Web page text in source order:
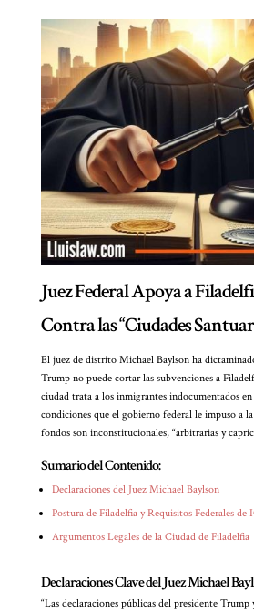
Juez Federal Apoya a
Contra las “Ciudades
El juez de distrito Michael Baylson ha
Trump no puede cortar las subvenciones a
ciudad trata a los inmigrantes indocumentados
condiciones que el gobierno federal le impuso a
fondos son inconstitucionales, “arbitrarias y
Sumario del Contenido:
Declaraciones del Juez Michael Baylson
Postura de Filadelfia y Requisitos Federales de
Argumentos Legales de la Ciudad de Filadelfia
Declaraciones Clave del Juez Michael
“Las declaraciones públicas del presidente Trump